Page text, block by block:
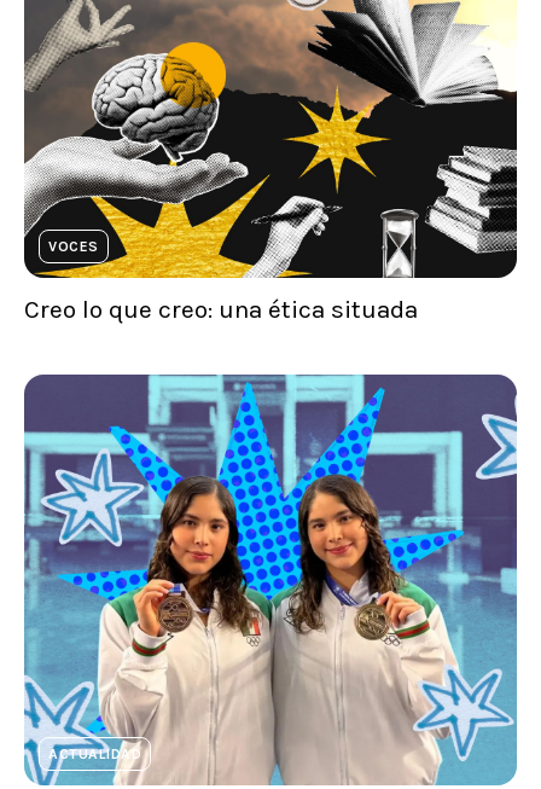
VOCES
Creo lo que creo: una ética situada
ACTUALIDAD